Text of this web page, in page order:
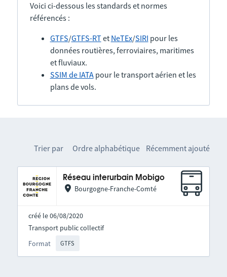
Voici ci-dessous les standards et normes
référencés :
GTFS/GTFS-RTet NeTEx/SIRI pour les
données routières, ferroviaires, maritimes
et fluviaux.
SSIM de IATApour le transport aérien et les
plans de vols.
Trier par Ordre alphabétique Récemment ajouté
Réseau interurbain Mobigo
Bourgogne-Franche-Comté
créé le 06/08/2020
Format GTFS
Transport public collectif